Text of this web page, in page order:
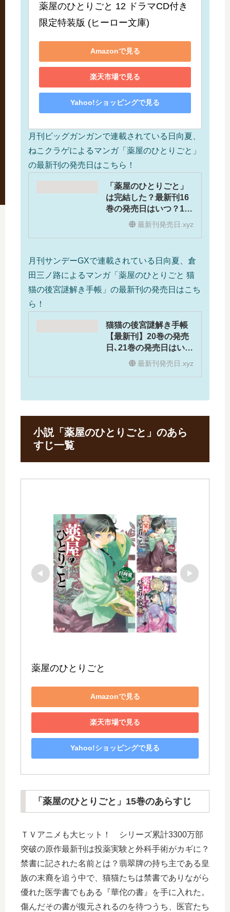
薬屋のひとりごと 12 ドラマCD付き
限定特装版 (ヒーロー文庫)
Amazonで見る
楽天市場で見る
Yahoo!ショッピングで見る
月刊ビッグガンガンで連載されている日向夏、
ねこクラゲによるマンガ「薬屋のひとりごと」
の最新刊の発売日はこちら！
「薬屋のひとりごと」
は完結した？最新刊16
巻の発売日はいつ？17
巻の予定は？最新刊発売日.xyz
月刊サンデーGXで連載されている日向夏、倉
田三ノ路によるマンガ「薬屋のひとりごと 猫
猫の後宮謎解き手帳」の最新刊の発売日はこち
ら！
猫猫の後宮謎解き手帳
【最新刊】20巻の発売
日､21巻の発売日はい
つ？完結した？最新刊発売日.xyz
小説「薬屋のひとりごと」のあら
すじ一覧
薬屋のひとりごと
Amazonで見る
楽天市場で見る
Yahoo!ショッピングで見る
「薬屋のひとりごと」15巻のあらすじ
ＴＶアニメも大ヒット！ シリーズ累計3300万部
突破の原作最新刊は投薬実験と外科手術がカギに？
禁書に記された名前とは？翡翠牌の持ち主である皇
族の末裔を追う中で、猫猫たちは禁書でありながら
優れた医学書でもある『華佗の書』を手に入れた。
傷んだその書が復元されるのを待つうち、医官たち